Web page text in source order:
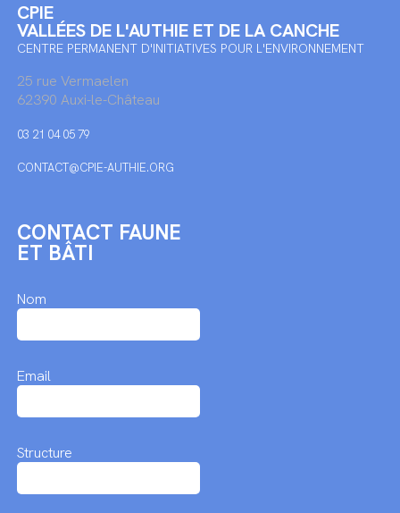
CPIE
VALLÉES DE L'AUTHIE ET DE LA CANCHE
CENTRE PERMANENT D'INITIATIVES POUR L'ENVIRONNEMENT
25 rue Vermaelen
62390 Auxi-le-Château
03 21 04 05 79
CONTACT@CPIE-AUTHIE.ORG
CONTACT FAUNE
ET BÂTI
Nom
Email
Structure